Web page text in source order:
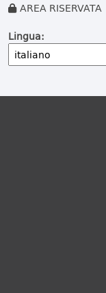
AREA RISERVATA
Lingua